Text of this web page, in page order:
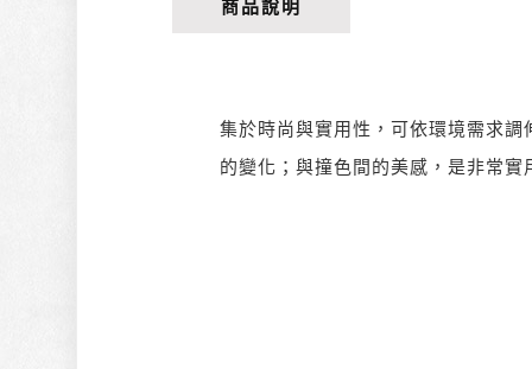
商品說明
集於時尚與實用性，可依環境需求
的變化；與撞色間的美感，是非常實